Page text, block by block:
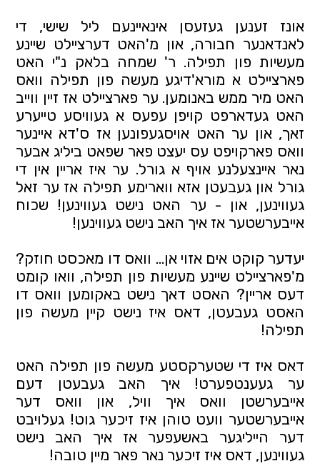
אונז זענען געזעסן אינאיינעם ליל שישי, די
לאנדאנער חבורה, און מ'האט דערציילט שיינע
מעשיות פון תפילה. ר' שמחה בלאק נ"י האט
פארציילט א מורא'דיגע מעשה פון תפילה וואס
האט מיר ממש באנומען. ער פארציילט אז זיין ווייב
האט געדארפט קויפן עפעס א געוויסע טייערע
זאך, און ער האט אויסגעפונען אז ס'דא איינער
וואס פארקויפט עס יעצט פאר שפאט ביליג אבער
נאר איינצעלנע אויף א גורל. ער איז אריין אין די
גורל און געבעטן אזא ווארימע תפילה אז ער זאל
געווינען, און - ער האט נישט געווינען! שכוח
אייבערשטער אז איך האב נישט געווינען!
יעדער קוקט אים אזוי אן... וואס דו מאכסט חוזק?
מ'פארציילט שיינע מעשיות פון תפילה, וואו קומט
דעס אריין? האסט דאך נישט באקומען וואס דו
האסט געבעטן, דאס איז נישט קיין מעשה פון
תפילה!
דאס איז די שטערקסטע מעשה פון תפילה האט
ער געענטפערט! איך האב געבעטן דעם
אייבערשטן וואס איך וויל, און וואס דער
אייבערשטער וועט טוהן איז זיכער גוט! געלויבט
דער הייליגער באשעפער אז איך האב נישט
געווינען, דאס איז זיכער נאר פאר מיין טובה!